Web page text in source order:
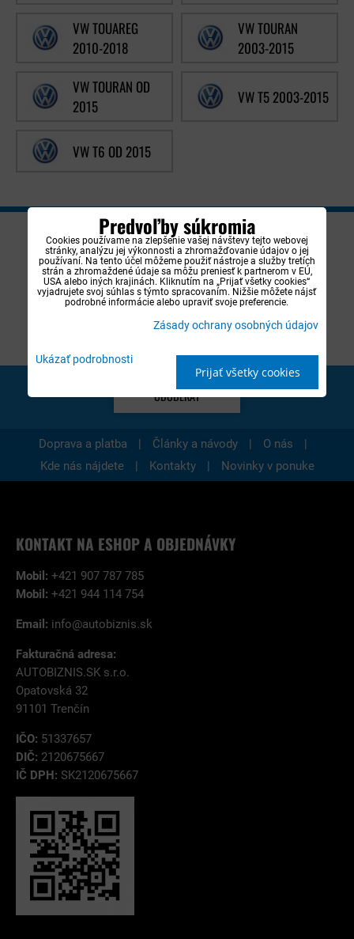
VW TOUAREG
2010-2018
VW TOURAN
2003-2015
VW TOURAN OD
2015
VW T5 2003-2015
VW T6 OD 2015
NEWSLETTER
Zadajte e-mail, na ktorý vám budeme posielať
novinky.:
ODOBERAŤ
Doprava a platba | Články a návody | O nás
|
Kde nás nájdete
| Kontakty | Novinky v ponuke
KONTAKT NA ESHOP A OBJEDNÁVKY
Mobil: +421 907 787 785
Mobil: +421 944 114 754
Email: info@autobiznis.sk
Fakturačná adresa:
AUTOBIZNIS.SK s.r.o.
Opatovská 32
91101 Trenčín
IČO: 51337657
DIČ: 2120675667
IČ DPH: SK2120675667
Predvoľby súkromia
Cookies používame na zlepšenie vašej návštevy tejto webovej
stránky, analýzu jej výkonnosti a zhromažďovanie údajov o jej
používaní. Na tento účel môžeme použiť nástroje a služby tretích
strán a zhromaždené údaje sa môžu preniesť k partnerom v EÚ,
USA alebo iných krajinách. Kliknutím na „Prijať všetky cookies“
vyjadrujete svoj súhlas s týmto spracovaním. Nižšie môžete nájsť
podrobné informácie alebo upraviť svoje preferencie.
Zásady ochrany osobných údajov
Ukázať podrobnosti
Prijať všetky cookies